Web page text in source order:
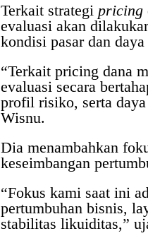
Terkait strategi pricing
evaluasi akan
kondisi pasar dan daya
“Terkait pricing dana
evaluasi secara
profil risiko, serta daya
Wisnu.
Dia menambahkan
keseimbangan
“Fokus kami saat ini
pertumbuhan bisnis,
stabilitas likuiditas,”